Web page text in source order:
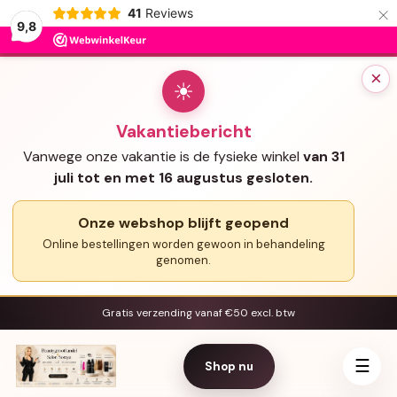
9,8
41 Reviews ×
×
☀
Vakantiebericht
Vanwege onze vakantie is de fysieke winkel van 31
juli tot en met 16 augustus gesloten.
Onze webshop blijft geopend
Online bestellingen worden gewoon in behandeling
genomen.
Gratis verzending vanaf €50 excl. btw
Shop nu ☰